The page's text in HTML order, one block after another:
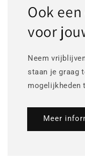
Ook
voor
Neem
staan je graag
mogelijkheden
Meer